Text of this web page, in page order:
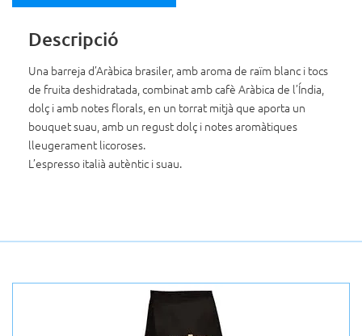
Descripció
Una barreja d’Aràbica brasiler, amb aroma de raïm blanc i tocs
de fruita deshidratada, combinat amb cafè Aràbica de l’Índia,
dolç i amb notes florals, en un torrat mitjà que aporta un
bouquet suau, amb un regust dolç i notes aromàtiques
lleugerament licoroses.
L’espresso italià autèntic i suau.